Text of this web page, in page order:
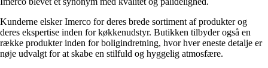
Kunderne elsker Imerco for deres brede sortiment af produkter og
deres ekspertise inden for køkkenudstyr. Butikken tilbyder også en
række produkter inden for boligindretning, hvor hver eneste detalje er
nøje udvalgt for at skabe en stilfuld og hyggelig atmosfære.